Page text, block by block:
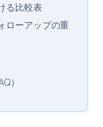
る比較表
ローアップの重
）